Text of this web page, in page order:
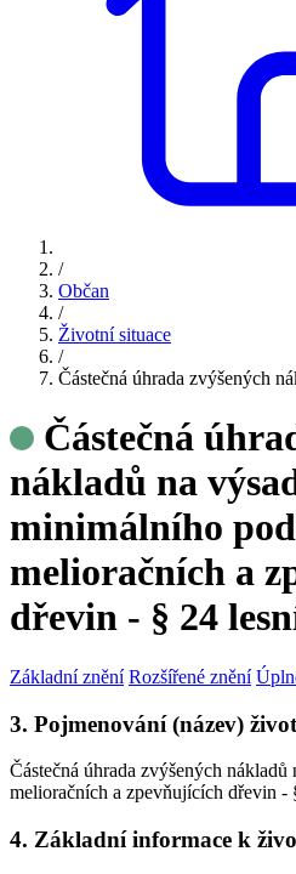
/
Občan
/
Životní situace
/
Částečná úhrada zvýšených
Částečná
nákladů na
minimálního
melioračních a
dřevin - § 24
Základní znění Rozšířené znění
3. Pojmenování (název)
Částečná úhrada zvýšených
melioračních a zpevňujících dřevin -
4. Základní informace k